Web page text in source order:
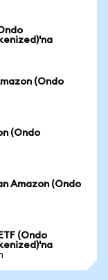
(Ondo
(Ondo
Amazon (Ondo
(Ondo